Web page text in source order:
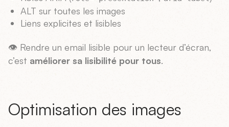
ALT sur toutes les images
Liens explicites et lisibles
👁️ Rendre un email lisible pour un lecteur d’écran,
c’est améliorer sa lisibilité pour tous.
Optimisation des images